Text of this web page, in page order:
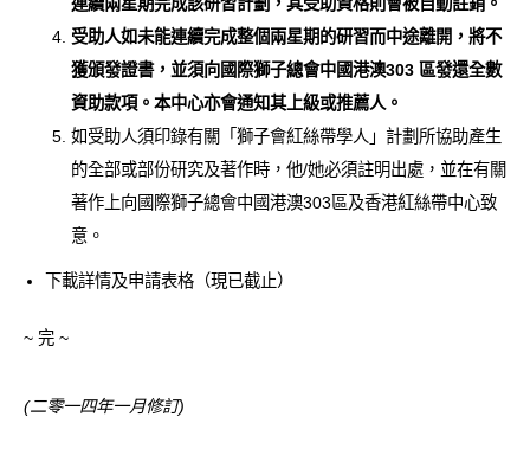
受助人如未能連續完成整個兩星期的研習而中途離開，將不
獲頒發證書，並須向國際獅子總會中國港澳303 區發還全數
資助款項。本中心亦會通知其上級或推薦人。
如受助人須印錄有關「獅子會紅絲帶學人」計劃所協助產生
的全部或部份研究及著作時，他/她必須註明出處，並在有關
著作上向國際獅子總會中國港澳303區及香港紅絲帶中心致
意。
下載詳情及申請表格（現已截止）
~ 完 ~
(二零一四年一月修訂)